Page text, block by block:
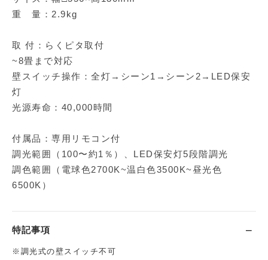
重 量：2.9kg
取 付：らくピタ取付
~8畳まで対応
壁スイッチ操作：全灯→シーン1→シーン2→LED保安
灯
光源寿命：40,000時間
付属品：専用リモコン付
調光範囲（100〜約1％）、LED保安灯5段階調光
調色範囲（電球色2700K~温白色3500K~昼光色
6500K）
特記事項
※調光式の壁スイッチ不可